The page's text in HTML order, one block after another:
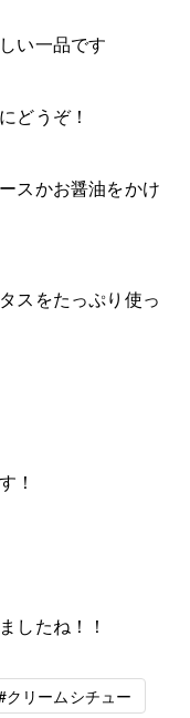
い一品です
どうぞ！
スかお醤油をかけ
スをたっぷり使っ
！
したね！！
クリームシチュー